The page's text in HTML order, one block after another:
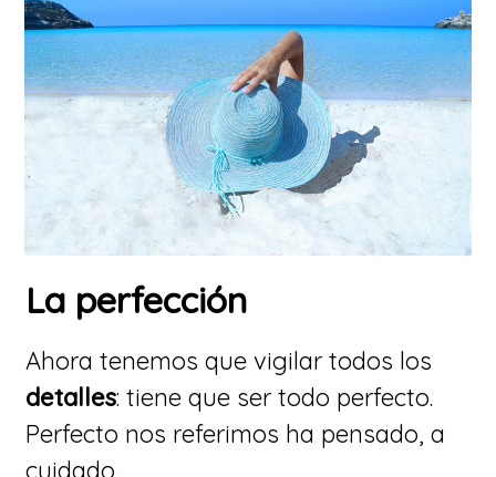
La perfección
Ahora tenemos que vigilar todos los
detalles: tiene que ser todo perfecto.
Perfecto nos referimos ha pensado, a
cuidado.